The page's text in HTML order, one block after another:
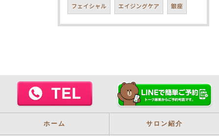
フェイシャル エイジングケア 銀座
ホーム サロン紹介